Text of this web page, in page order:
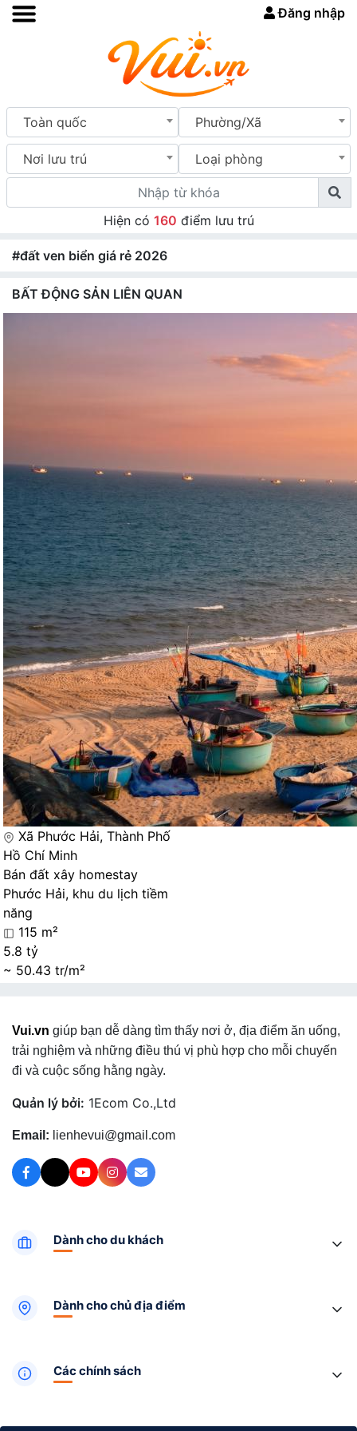
Đăng nhập
Toàn quốc Phường/Xã
Nơi lưu trú Loại phòng
Hiện có 160 điểm lưu trú
#đất ven biển giá rẻ 2026
BẤT ĐỘNG SẢN LIÊN QUAN
Xã Phước Hải, Thành Phố
Hồ Chí Minh
Bán đất xây homestay
Phước Hải, khu du lịch tiềm
năng
115 m²
5.8 tỷ
~ 50.43 tr/m²
Vui.vn giúp bạn dễ dàng tìm thấy nơi ở, địa điểm ăn uống,
trải nghiệm và những điều thú vị phù hợp cho mỗi chuyến
đi và cuộc sống hằng ngày.
Quản lý bởi: 1Ecom Co.,Ltd
Email: lienhevui@gmail.com
Dành cho du khách
Dành cho chủ địa điểm
Các chính sách